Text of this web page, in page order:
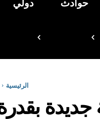
حوادث دولي
الرئيسية
بقدرة 25